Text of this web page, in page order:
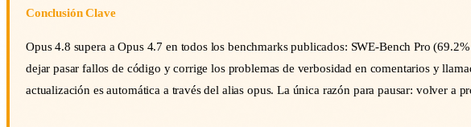
Conclusión Clave
Opus 4.8 supera a Opus 4.7 en todos los benchmarks publicados: SWE-Bench Pro
dejar pasar fallos de código y corrige los problemas de verbosidad en comentarios y
actualización es automática a través del alias opus. La única razón para pausar: volver a